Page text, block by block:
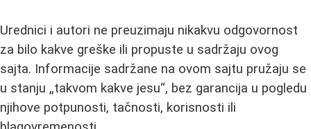
Urednici i autori ne preuzimaju nikakvu odgovornost
za bilo kakve greške ili propuste u sadržaju ovog
sajta. Informacije sadržane na ovom sajtu pružaju se
u stanju „takvom kakve jesu“, bez garancija u pogledu
njihove potpunosti, tačnosti, korisnosti ili